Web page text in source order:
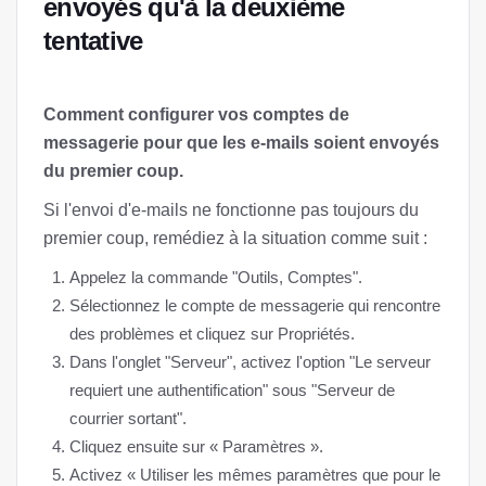
envoyés qu'à la deuxième
tentative
Comment configurer vos comptes de
messagerie pour que les e-mails soient envoyés
du premier coup.
Si l'envoi d'e-mails ne fonctionne pas toujours du
premier coup, remédiez à la situation comme suit :
Appelez la commande "Outils, Comptes".
Sélectionnez le compte de messagerie qui rencontre
des problèmes et cliquez sur Propriétés.
Dans l'onglet "Serveur", activez l'option "Le serveur
requiert une authentification" sous "Serveur de
courrier sortant".
Cliquez ensuite sur « Paramètres ».
Activez « Utiliser les mêmes paramètres que pour le